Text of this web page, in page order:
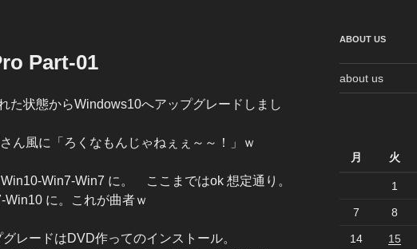
Part-01
た状態からWindows10へアップグレードしまし
ん風に「ろくなもんじゃねぇぇ～～！」ｗ
Win7-Win7 に。 ここまではok 想定通り。
に。これが曲者ｗ
レードはDVD作ってのインストール。
ABOUT US
about us
月 火
1
7 8
14 15